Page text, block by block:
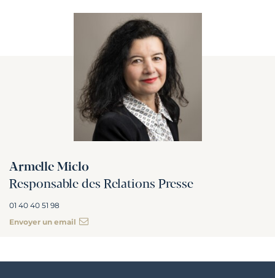
Armelle Miclo
Responsable des Relations Presse
01 40 40 51 98
Envoyer un email